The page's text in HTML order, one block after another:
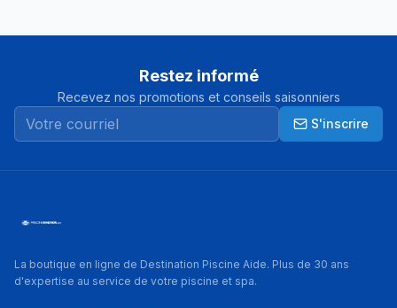
Restez informé
Recevez nos promotions et conseils saisonniers
S'inscrire
La boutique en ligne de Destination Piscine Aide. Plus de 30 ans
d'expertise au service de votre piscine et spa.